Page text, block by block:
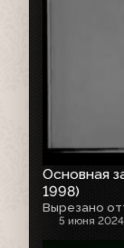
Основная
1998)
Вырезано
5 июня